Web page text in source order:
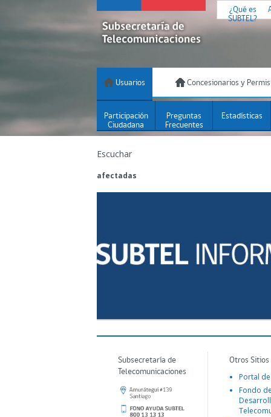
¿Qué es
SUBTEL?
Usuarios Concesionarios y
Participación
Ciudadana
Preguntas
Frecuentes
Estadísticas
Escuchar
afectadas
Subsecretaría de
Telecomunicaciones
Otros
Portal
Fondo